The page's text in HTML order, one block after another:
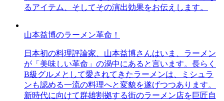
るアイテム、そしてその演出効果をお伝えします。
山本益博のラーメン革命！
日本初の料理評論家、山本益博さんはいま、ラーメン
が「美味しい革命」の渦中にあると言います。長らく
B級グルメとして愛されてきたラーメンは、ミシュラ
ンも認める一流の料理へと変貌を遂げつつあります。
新時代に向けて群雄割拠する街のラーメン店を巨匠自